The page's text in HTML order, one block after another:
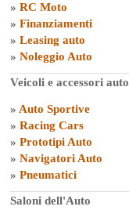
» RC Moto
» Finanziamenti
» Leasing auto
» Noleggio Auto
Veicoli e accessori auto
» Auto Sportive
» Racing Cars
» Prototipi Auto
» Navigatori Auto
» Pneumatici
Saloni dell'Auto